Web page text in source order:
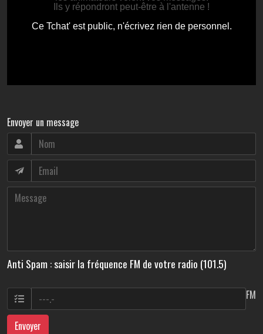
Envoyer un message
Anti Spam : saisir la fréquence FM de votre radio (101.5)
FM
Envoyer